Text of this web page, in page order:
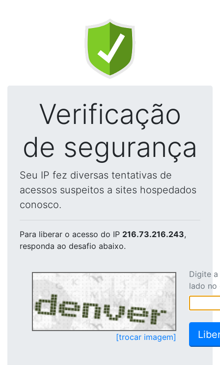
Verificação
de segurança
Seu IP fez diversas tentativas de
acessos suspeitos a sites hospedados
conosco.
Para liberar o acesso do IP 216.73.216.243,
responda ao desafio abaixo.
[trocar imagem]
Digite
lado no